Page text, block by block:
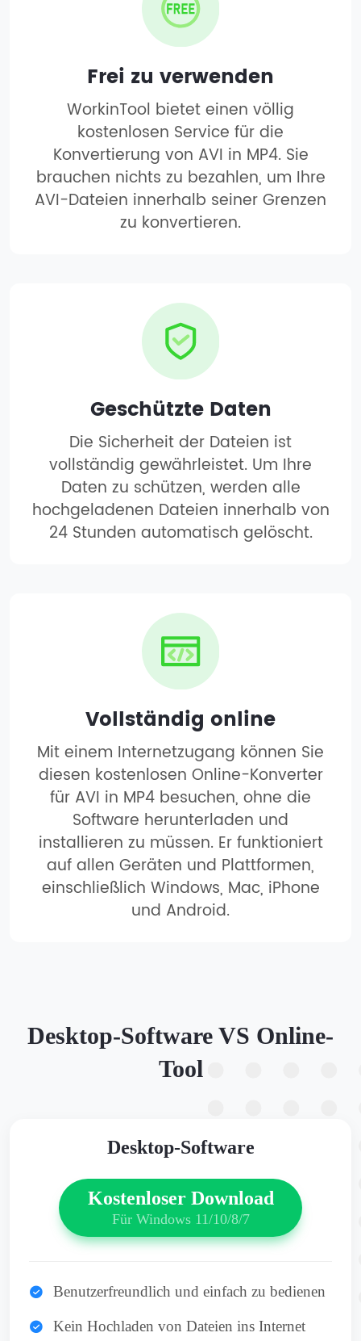
Frei zu verwenden
WorkinTool bietet einen völlig
kostenlosen Service für die
Konvertierung von AVI in MP4. Sie
brauchen nichts zu bezahlen, um Ihre
AVI-Dateien innerhalb seiner Grenzen
zu konvertieren.
Geschützte Daten
Die Sicherheit der Dateien ist
vollständig gewährleistet. Um Ihre
Daten zu schützen, werden alle
hochgeladenen Dateien innerhalb von
24 Stunden automatisch gelöscht.
Vollständig online
Mit einem Internetzugang können Sie
diesen kostenlosen Online-Konverter
für AVI in MP4 besuchen, ohne die
Software herunterladen und
installieren zu müssen. Er funktioniert
auf allen Geräten und Plattformen,
einschließlich Windows, Mac, iPhone
und Android.
Desktop-Software VS Online-
Tool
Desktop-Software
Kostenloser Download
Für Windows 11/10/8/7
Benutzerfreundlich und einfach zu bedienen
Kein Hochladen von Dateien ins Internet